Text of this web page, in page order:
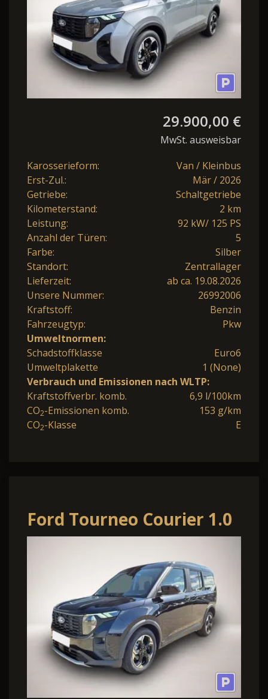
29.900,00 €
MwSt. ausweisbar
Karosserieform:
Van / Kleinbus
Erst-Zul.:
Mär / 2026
Getriebe:
Schaltgetriebe
Kilometerstand:
2 km
Leistung:
92 kW/ 125 PS
Anzahl der Türen:
5
Farbe:
Silber
Standort:
Zentrallager
Lieferzeit:
ab ca. 19.08.2026
Unsere Nummer:
26992006
Kraftstoff:
Benzin
Fahrzeugtyp:
Pkw
Umweltnormen:
Schadstoffklasse
Euro6
Umweltplakette
1 (None)
Verbrauch und Emissionen nach WLTP:
Kraftstoffverbr. komb.
6,9 l/100km
CO2-Emissionen komb.
153 g/km
CO2-Klasse E
Ford Tourneo Courier 1.0
EcoBoost 125PS Active